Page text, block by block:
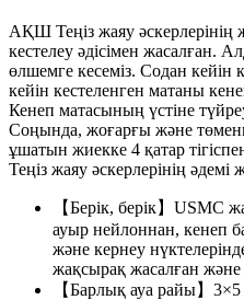
АҚШ Теңіз жаяу
кестелеу әдісімен жасалған.
өлшемге кесеміз. Содан кейін
кейін кестеленген матаны
Кенеп матасының үстіне
Соңында, жоғарғы және
ұшатын жиекке 4 қатар
Теңіз жаяу әскерлерінің
【Берік, берік】USMC
ауыр нейлоннан, кенеп
және кернеу
жақсырақ жасалған және
【Барлық ауа райы】3×5